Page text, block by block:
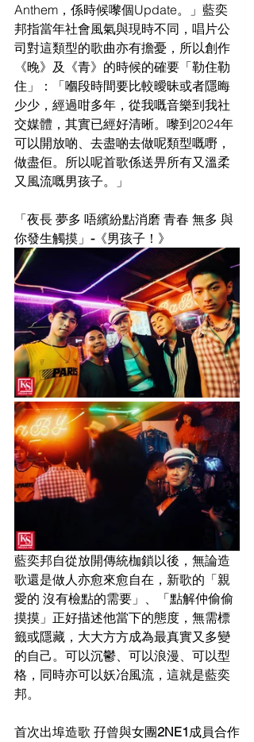
Anthem，係時候嚟個Update。」藍奕
邦指當年社會風氣與現時不同，唱片公
司對這類型的歌曲亦有擔憂，所以創作
《晚》及《青》的時候的確要「勒住勒
住」：「嗰段時間要比較曖昧或者隱晦
少少，經過咁多年，從我嘅音樂到我社
交媒體，其實已經好清晰。嚟到2024年
可以開放啲、去盡啲去做呢類型嘅嘢，
做盡佢。所以呢首歌係送畀所有又溫柔
又風流嘅男孩子。」
「夜長 夢多 唔繽紛點消磨 青春 無多 與
你發生觸摸」 -《男孩子！》
藍奕邦自從放開傳統枷鎖以後，無論造
歌還是做人亦愈來愈自在，新歌的「親
愛的 沒有檢點的需要」、「點解仲偷偷
摸摸」正好描述他當下的態度，無需標
籤或隱藏，大大方方成為最真實又多變
的自己。可以沉鬱、可以浪漫、可以型
格，同時亦可以妖冶風流，這就是藍奕
邦。
首次出埠造歌 孖曾與女團2NE1成員合作